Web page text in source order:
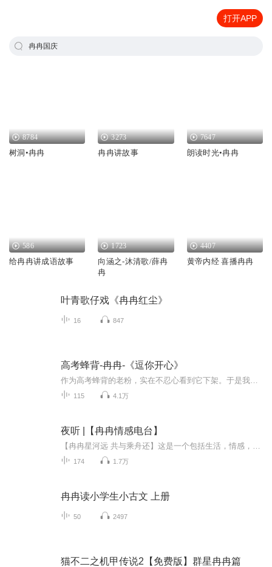
打开APP
冉冉国庆
8784
树洞•冉冉
3273
冉冉讲故事
7647
朗读时光•冉冉
586
给冉冉讲成语故事
1723
向涵之-沐清歌/薛冉
冉
4407
黄帝内经 喜播冉冉
叶青歌仔戏《冉冉红尘》
16 847
高考蜂背-冉冉-《逗你开心》
115 4.1万
夜听 |【冉冉情感电台】
174 1.7万
冉冉读小学生小古文 上册
50 2497
猫不二之机甲传说2【免费版】群星冉冉篇